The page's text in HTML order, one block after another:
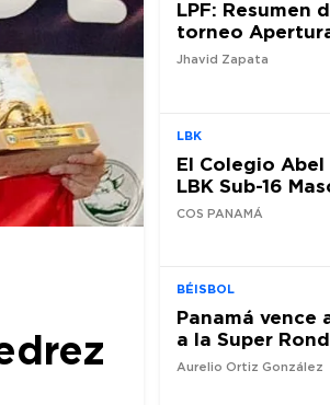
LPF: Resumen
torneo
Jhavid Zapata
LBK
El Colegio
LBK Sub-16
COS PANAMÁ
BÉISBOL
Panamá vence
a la Super
Aurelio Ortiz González